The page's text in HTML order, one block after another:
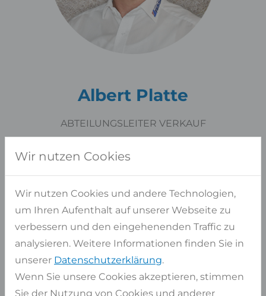
Albert Platte
ABTEILUNGSLEITER VERKAUF
albert.platte@naturstein-risse.de
Wir nutzen Cookies
Wir nutzen Cookies und andere Technologien,
um Ihren Aufenthalt auf unserer Webseite zu
verbessern und den eingehenenden Traffic zu
analysieren. Weitere Informationen finden Sie in
unserer Datenschutzerklärung.
Wenn Sie unsere Cookies akzeptieren, stimmen
Sie der Nutzung von Cookies und anderer